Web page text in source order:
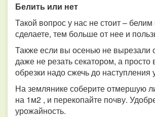
Белить или нет
Такой вопрос у нас не стоит –
сделаете, тем больше от нее и
Также если вы осенью не вырезали
даже не резать секатором, а
обрезки надо сжечь до наступления
На землянике соберите отмершую
на 1м2 , и перекопайте почву.
урожайность.